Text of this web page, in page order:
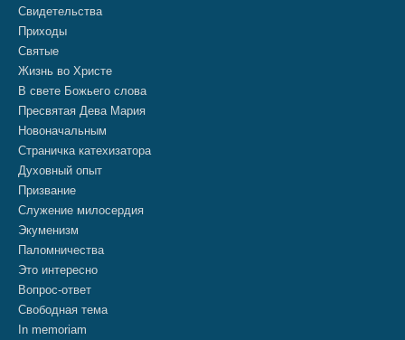
Свидетельства
Приходы
Святые
Жизнь во Христе
В свете Божьего слова
Пресвятая Дева Мария
Новоначальным
Страничка катехизатора
Духовный опыт
Призвание
Служение милосердия
Экуменизм
Паломничества
Это интересно
Вопрос-ответ
Свободная тема
In memoriam